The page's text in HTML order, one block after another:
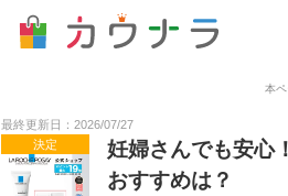
本
最終更新日：2026/07/27
決定
妊婦さんでも安心
おすすめは？